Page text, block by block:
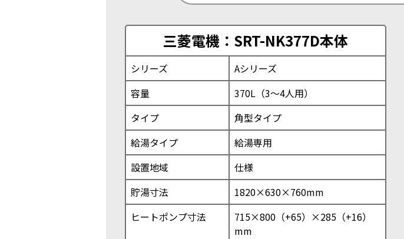
三菱電機：SRT-NK377D本体
シリーズ
Aシリーズ
容量
370L（3〜4人用）
タイプ
角型タイプ
給湯タイプ
給湯専用
設置地域
仕様
貯湯寸法
1820×630×760mm
ヒートポンプ寸法
715×800（+65）×285（+16）
mm